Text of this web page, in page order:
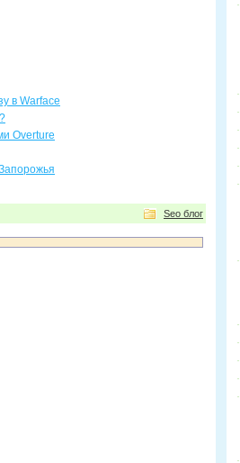
в Warface
Overture
Seo блог